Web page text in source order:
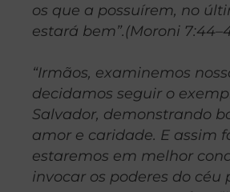
os que a possuírem, no
estará bem”.(Moroni
“Irmãos, examinemos
decidamos seguir o
Salvador, demonstrando
amor e caridade. E assim
estaremos em melhor
invocar os poderes do céu